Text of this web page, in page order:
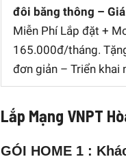
đôi băng thông –
Miễn Phí Lắp đặt +
165.000đ/tháng.
đơn giản – Triển khai
Lắp Mạng VNPT
GÓI HOME 1 :